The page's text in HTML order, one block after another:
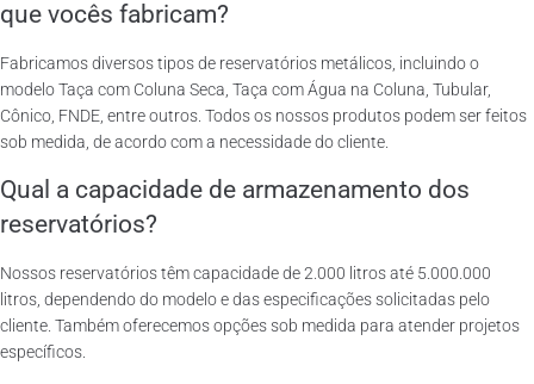
que vocês fabricam?
Fabricamos diversos tipos de reservatórios metálicos, incluindo o
modelo Taça com Coluna Seca, Taça com Água na Coluna, Tubular,
Cônico, FNDE, entre outros. Todos os nossos produtos podem ser feitos
sob medida, de acordo com a necessidade do cliente.
Qual a capacidade de armazenamento dos
reservatórios?
Nossos reservatórios têm capacidade de 2.000 litros até 5.000.000
litros, dependendo do modelo e das especificações solicitadas pelo
cliente. Também oferecemos opções sob medida para atender projetos
específicos.